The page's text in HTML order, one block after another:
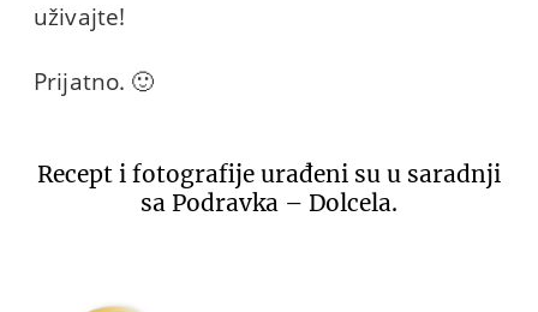
uživajte!
Prijatno. 🙂
Recept i fotografije urađeni su u saradnji
sa Podravka – Dolcela.